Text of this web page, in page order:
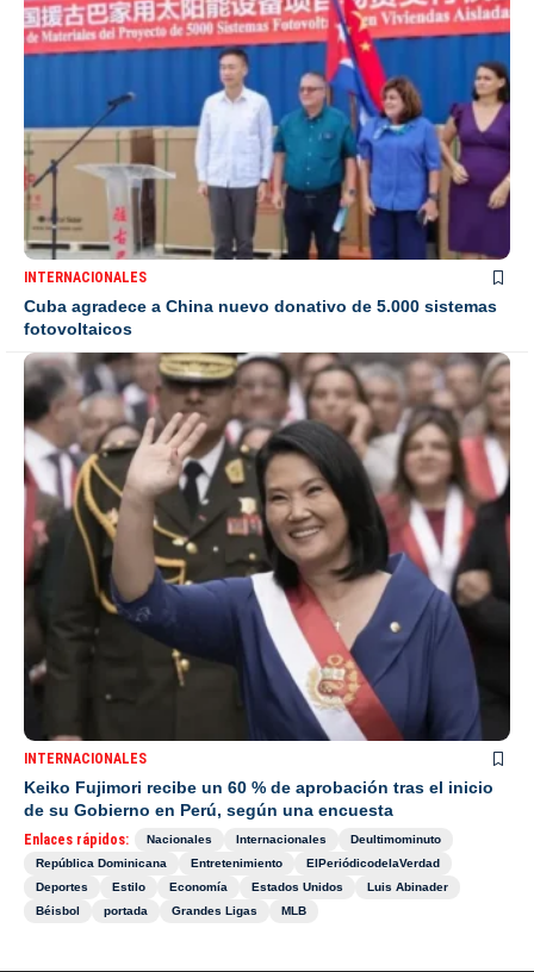
INTERNACIONALES
Cuba agradece a China nuevo donativo de 5.000 sistemas
fotovoltaicos
INTERNACIONALES
Keiko Fujimori recibe un 60 % de aprobación tras el inicio
de su Gobierno en Perú, según una encuesta
Enlaces rápidos: Nacionales Internacionales
Deultimominuto
República Dominicana
Entretenimiento
ElPeriódicodelaVerdad
Deportes
Estilo Economía Estados Unidos
Luis Abinader
Béisbol
portada Grandes Ligas MLB